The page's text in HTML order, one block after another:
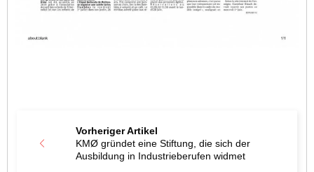
Vorheriger Artikel
KMØ gründet eine Stiftung, die sich der
Ausbildung in Industrieberufen widmet